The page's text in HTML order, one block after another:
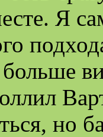
Я
но